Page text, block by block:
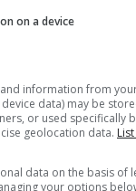
—
on a device
information from
data) may be
or used specifically
geolocation data.
data on the basis of
your options